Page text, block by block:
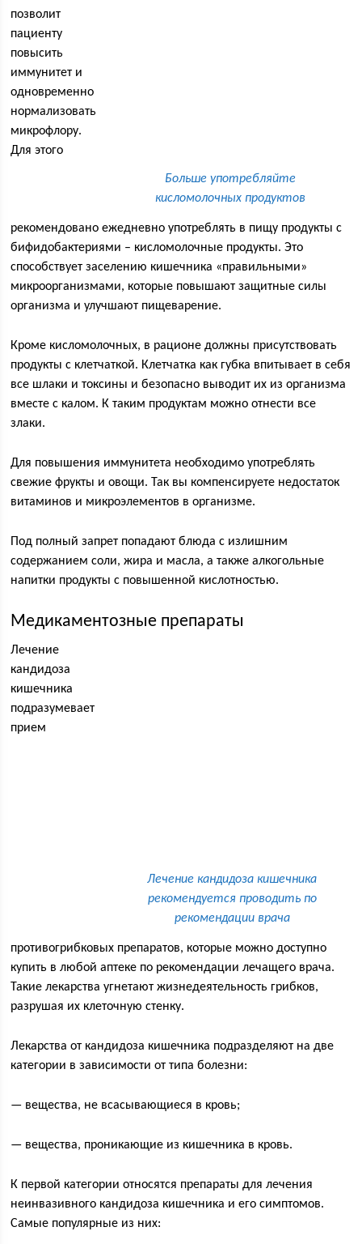
Больше употребляйте
кисломолочных продуктов
позволит
пациенту
повысить
иммунитет и
одновременно
нормализовать
микрофлору.
Для этого
рекомендовано ежедневно употреблять в пищу продукты с
бифидобактериями – кисломолочные продукты. Это
способствует заселению кишечника «правильными»
микроорганизмами, которые повышают защитные силы
организма и улучшают пищеварение.
Кроме кисломолочных, в рационе должны присутствовать
продукты с клетчаткой. Клетчатка как губка впитывает в себя
все шлаки и токсины и безопасно выводит их из организма
вместе с калом. К таким продуктам можно отнести все
злаки.
Для повышения иммунитета необходимо употреблять
свежие фрукты и овощи. Так вы компенсируете недостаток
витаминов и микроэлементов в организме.
Под полный запрет попадают блюда с излишним
содержанием соли, жира и масла, а также алкогольные
напитки продукты с повышенной кислотностью.
Медикаментозные препараты
Лечение кандидоза кишечника
рекомендуется проводить по
рекомендации врача
Лечение
кандидоза
кишечника
подразумевает
прием
противогрибковых препаратов, которые можно доступно
купить в любой аптеке по рекомендации лечащего врача.
Такие лекарства угнетают жизнедеятельность грибков,
разрушая их клеточную стенку.
Лекарства от кандидоза кишечника подразделяют на две
категории в зависимости от типа болезни:
— вещества, не всасывающиеся в кровь;
— вещества, проникающие из кишечника в кровь.
К первой категории относятся препараты для лечения
неинвазивного кандидоза кишечника и его симптомов.
Самые популярные из них: